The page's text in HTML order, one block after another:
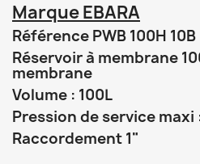
Marque EBARA
Référence PWB 100H 10B
Réservoir à membrane
membrane
Volume : 100L
Pression de service maxi
Raccordement 1"